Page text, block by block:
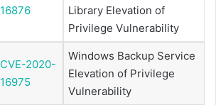
16876
Library Elevation of
Privilege Vulnerability
CVE-2020-
16975
Windows Backup Service
Elevation of Privilege
Vulnerability